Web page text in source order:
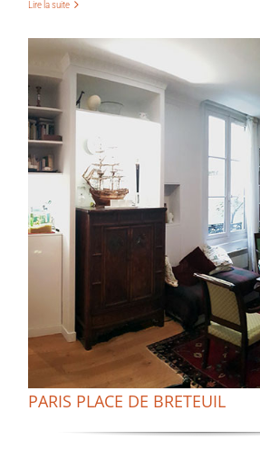
Lire la suite
PARIS PLACE DE BRETEUIL